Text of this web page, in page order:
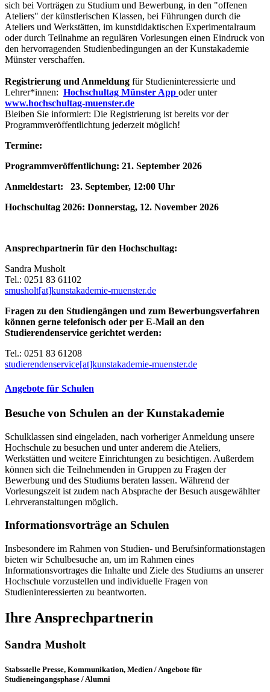
sich bei Vorträgen zu Studium und Bewerbung, in den "offenen
Ateliers" der künstlerischen Klassen, bei Führungen durch die
Ateliers und Werkstätten, im kunstdidaktischen Experimentalraum
oder durch Teilnahme an regulären Vorlesungen einen Eindruck von
den hervorragenden Studienbedingungen an der Kunstakademie
Münster verschaffen.
Registrierung und Anmeldung für Studieninteressierte und
Lehrer*innen: Hochschultag Münster App oder unter
www.hochschultag-muenster.de
Bleiben Sie informiert: Die Registrierung ist bereits vor der
Programmveröffentlichtung jederzeit möglich!
Termine:
Programmveröffentlichung: 21. September 2026
Anmeldestart: 23. September, 12:00 Uhr
Hochschultag 2026: Donnerstag, 12. November 2026
Ansprechpartnerin für den Hochschultag:
Sandra Musholt
Tel.: 0251 83 61102
smusholt[at]kunstakademie-muenster.de
Fragen zu den Studiengängen und zum Bewerbungsverfahren
können gerne telefonisch oder per E-Mail an den
Studierendenservice gerichtet werden:
Tel.: 0251 83 61208
studierendenservice[at]kunstakademie-muenster.de
Angebote für Schulen
Besuche von Schulen an der Kunstakademie
Schulklassen sind eingeladen, nach vorheriger Anmeldung unsere
Hochschule zu besuchen und unter anderem die Ateliers,
Werkstätten und weitere Einrichtungen zu besichtigen. Außerdem
können sich die Teilnehmenden in Gruppen zu Fragen der
Bewerbung und des Studiums beraten lassen. Während der
Vorlesungszeit ist zudem nach Absprache der Besuch ausgewählter
Lehrveranstaltungen möglich.
Informationsvorträge an Schulen
Insbesondere im Rahmen von Studien- und Berufsinformationstagen
bieten wir Schulbesuche an, um im Rahmen eines
Informationsvortrages die Inhalte und Ziele des Studiums an unserer
Hochschule vorzustellen und individuelle Fragen von
Studieninteressierten zu beantworten.
Ihre Ansprechpartnerin
Sandra Musholt
Stabsstelle Presse, Kommunikation, Medien / Angebote für
Studieneingangsphase / Alumni